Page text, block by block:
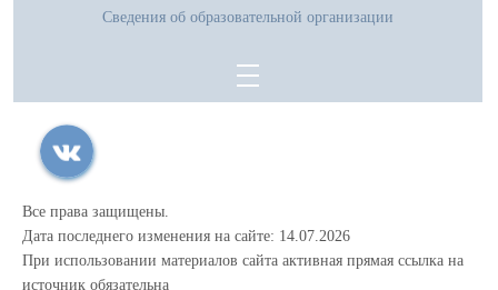
Сведения об образовательной организации
Все права защищены.
Дата последнего изменения на сайте: 14.07.2026
При использовании материалов сайта активная прямая ссылка на
источник обязательна